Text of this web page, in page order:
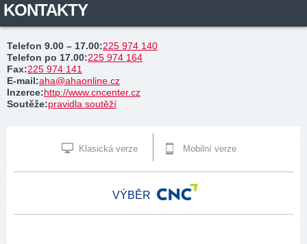
KONTAKTY
Telefon 9.00 – 17.00:225 974 140
Telefon po 17.00:225 974 164
Fax:225 974 141
E-mail:aha@ahaonline.cz
Inzerce:http://www.cncenter.cz
Soutěže:pravidla soutěží
Klasická verze Mobilní verze
VÝBĚR